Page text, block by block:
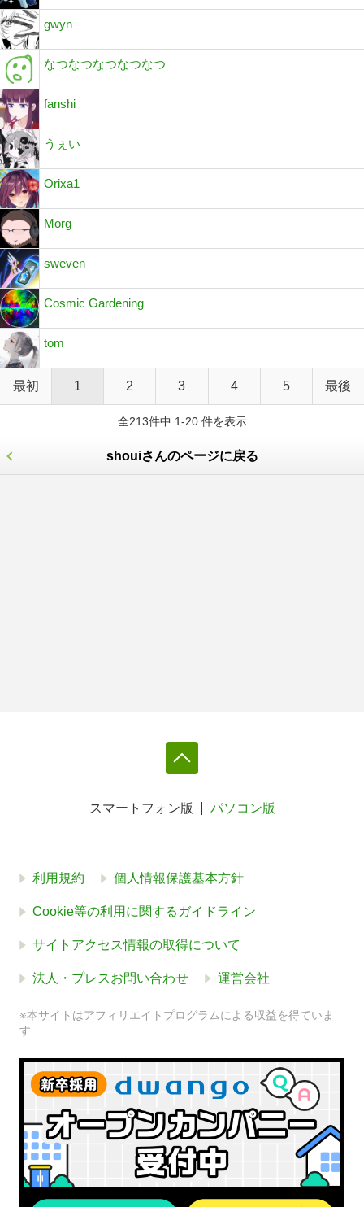
gwyn
なつなつなつなつなつ
fanshi
うぇい
Orixa1
Morg
sweven
Cosmic Gardening
tom
最初 1 2 3 4 5 最後
全213件中 1-20 件を表示
shouiさんのページに戻る
スマートフォン版 パソコン版
利用規約 個人情報保護基本方針
Cookie等の利用に関するガイドライン
サイトアクセス情報の取得について
法人・プレスお問い合わせ 運営会社
※本サイトはアフィリエイトプログラムによる収益を得ていま
す